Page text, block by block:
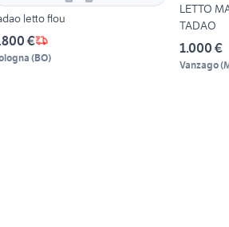
letto flou
€
(BO)
LETTO
TADAO
1.000 €
Vanzago(